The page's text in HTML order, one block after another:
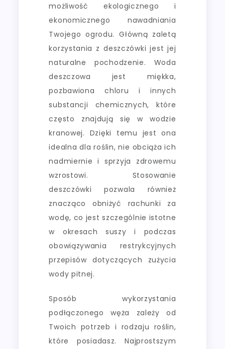
możliwość ekologicznego i
ekonomicznego nawadniania
Twojego ogrodu. Główną zaletą
korzystania z deszczówki jest jej
naturalne pochodzenie. Woda
deszczowa jest miękka,
pozbawiona chloru i innych
substancji chemicznych, które
często znajdują się w wodzie
kranowej. Dzięki temu jest ona
idealna dla roślin, nie obciąża ich
nadmiernie i sprzyja zdrowemu
wzrostowi. Stosowanie
deszczówki pozwala również
znacząco obniżyć rachunki za
wodę, co jest szczególnie istotne
w okresach suszy i podczas
obowiązywania restrykcyjnych
przepisów dotyczących zużycia
wody pitnej.
Sposób wykorzystania
podłączonego węża zależy od
Twoich potrzeb i rodzaju roślin,
które posiadasz. Najprostszym